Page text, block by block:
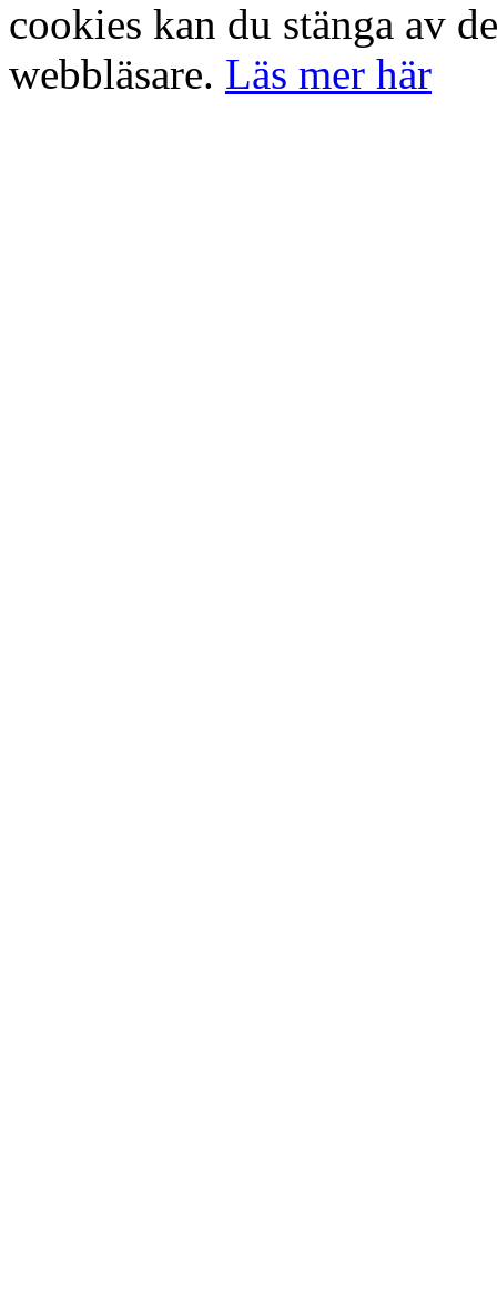
cookies kan du stänga av
webbläsare. Läs mer här